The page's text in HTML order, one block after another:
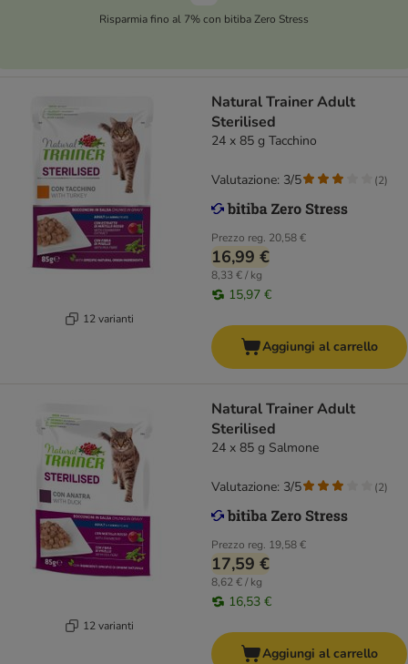
Risparmia fino al 7% con bitiba Zero Stress
12 varianti
Natural Trainer Adult
Sterilised
24 x 85 g Tacchino
Prezzo reg. 20,58 €
16,99 €
8,33 € / kg
15,97 €
Valutazione: 3/5 (2)
Aggiungi al carrello
12 varianti
Natural Trainer Adult
Sterilised
24 x 85 g Salmone
Prezzo reg. 19,58 €
17,59 €
8,62 € / kg
16,53 €
Valutazione: 3/5 (2)
Aggiungi al carrello